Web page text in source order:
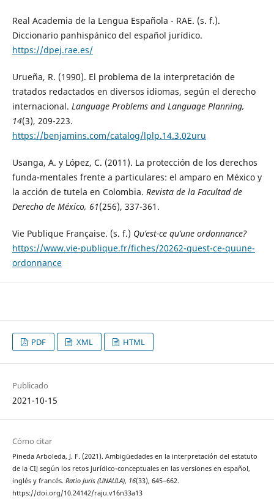
Real Academia de la Lengua Española - RAE. (s. f.).
Diccionario panhispánico del español jurídico.
https://dpej.rae.es/
Urueña, R. (1990). El problema de la interpretación de
tratados redactados en diversos idiomas, según el derecho
internacional. Language Problems and Language Planning,
14(3), 209-223.
https://benjamins.com/catalog/lplp.14.3.02uru
Usanga, A. y López, C. (2011). La protección de los derechos
funda-mentales frente a particulares: el amparo en México y
la acción de tutela en Colombia. Revista de la Facultad de
Derecho de México, 61(256), 337-361.
Vie Publique Française. (s. f.) Qu’est-ce qu’une ordonnance?
https://www.vie-publique.fr/fiches/20262-quest-ce-quune-
ordonnance
PDF XML HTML
Publicado
2021-10-15
Cómo citar
Pineda Arboleda, J. F. (2021). Ambigüedades en la interpretación del estatuto
de la CIJ según los retos jurídico-conceptuales en las versiones en español,
inglés y francés. Ratio Juris (UNAULA), 16(33), 645–662.
https://doi.org/10.24142/raju.v16n33a13